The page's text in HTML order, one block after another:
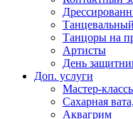
Танцоры на
Артисты
День
Доп. услуги
Мастер-
Сахарная
Аквагрим